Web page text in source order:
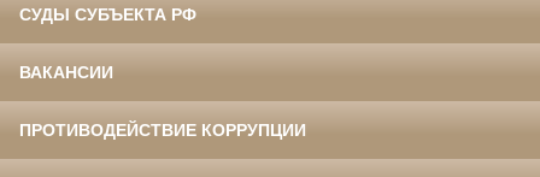
СУДЫ СУБЪЕКТА РФ
ВАКАНСИИ
ПРОТИВОДЕЙСТВИЕ КОРРУПЦИИ